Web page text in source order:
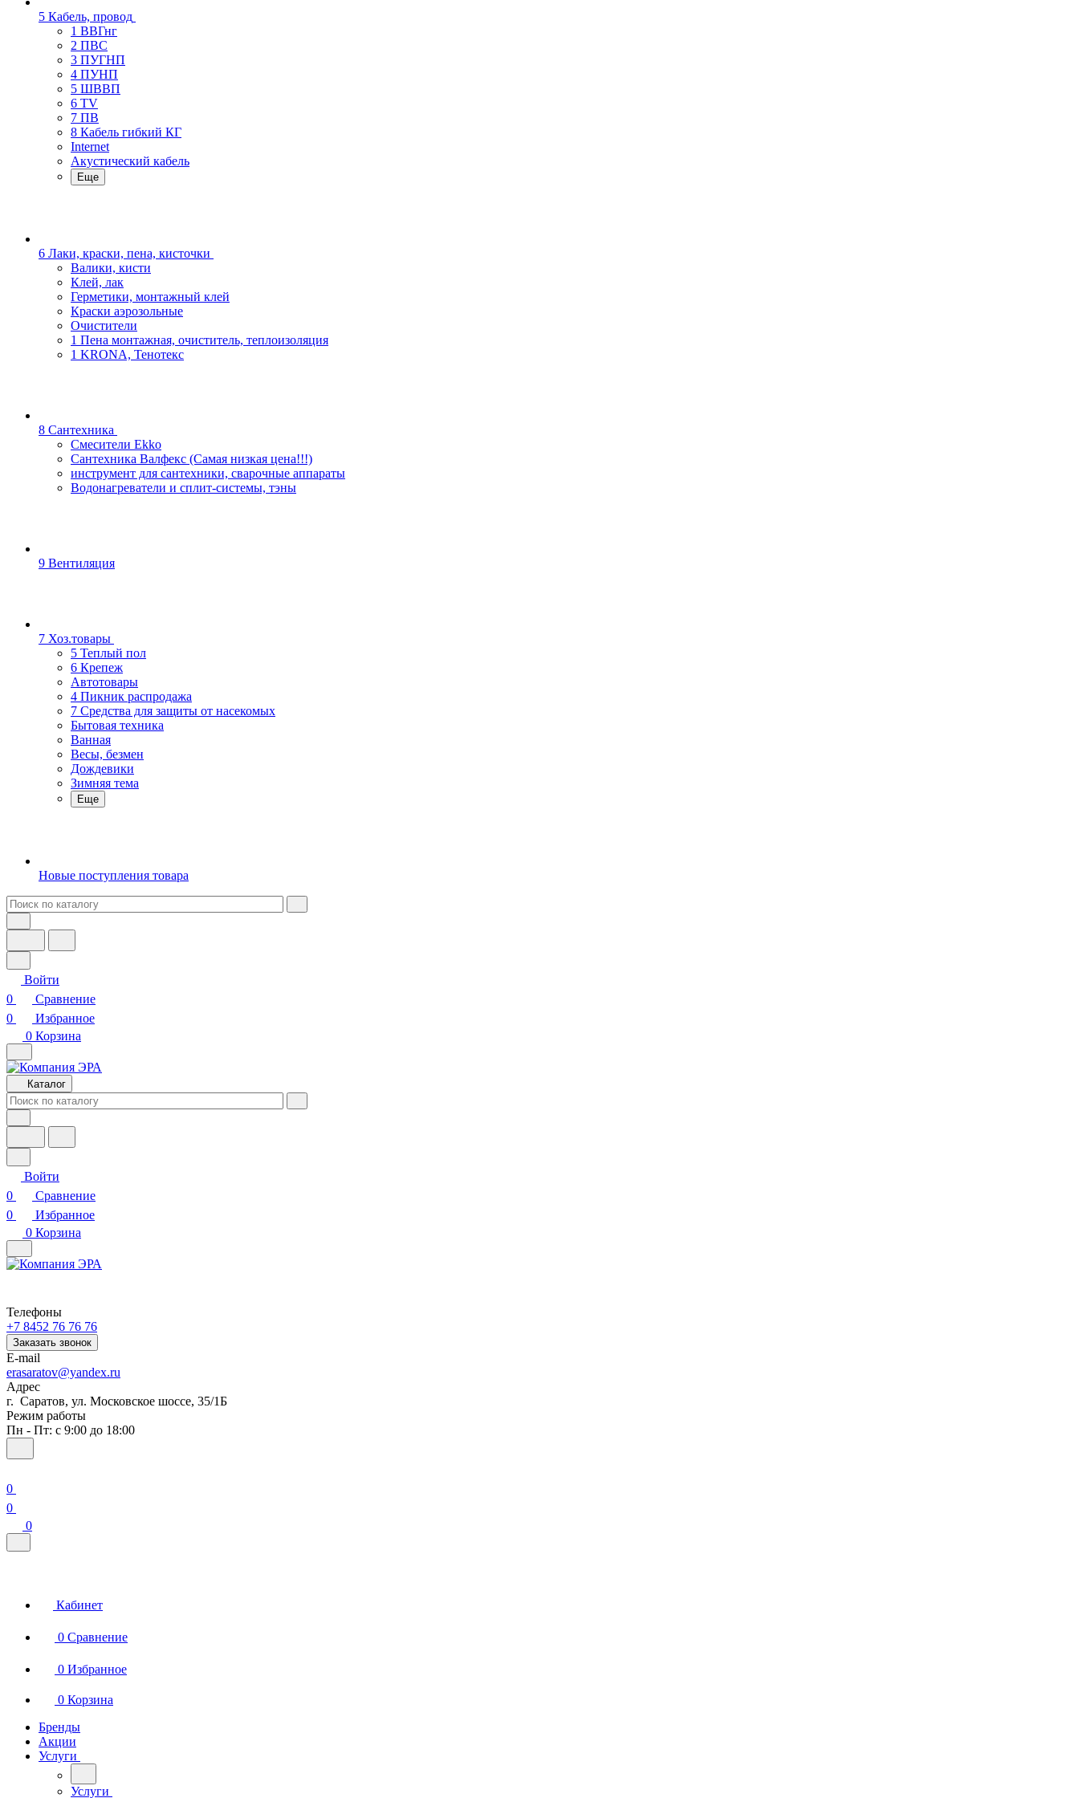
5 Кабель, провод
1 ВВГнг
2 ПВС
3 ПУГНП
4 ПУНП
5 ШВВП
6 TV
7 ПВ
8 Кабель гибкий КГ
Internet
Акустический кабель
Еще
6 Лаки, краски, пена, кисточки
Валики, кисти
Клей, лак
Герметики, монтажный клей
Краски аэрозольные
Очистители
1 Пена монтажная, очиститель, теплоизоляция
1 KRONA, Тенотекс
8 Сантехника
Смесители Ekko
Сантехника Валфекс (Самая низкая цена!!!)
инструмент для сантехники, сварочные аппараты
Водонагреватели и сплит-системы, тэны
9 Вентиляция
7 Хоз.товары
5 Теплый пол
6 Крепеж
Автотовары
4 Пикник распродажа
7 Средства для защиты от насекомых
Бытовая техника
Ванная
Весы, безмен
Дождевики
Зимняя тема
Еще
Новые поступления товара
Войти
0
Сравнение
0
Избранное
0 Корзина
Каталог
Войти
0
Сравнение
0
Избранное
0 Корзина
Телефоны
+7 8452 76 76 76
Заказать звонок
E-mail
erasaratov@yandex.ru
Адрес
г. Саратов, ул. Московское шоссе, 35/1Б
Режим работы
Пн - Пт: с 9:00 до 18:00
0
0
0
Кабинет
0 Сравнение
0 Избранное
0 Корзина
Бренды
Акции
Услуги
Услуги